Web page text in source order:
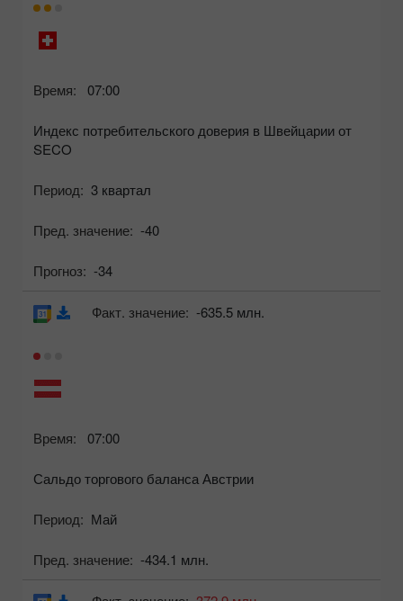
Время: 07:00
Индекс потребительского доверия в Швейцарии от
SECO
Период: 3 квартал
Пред. значение: -40
Прогноз: -34
Время: 07:00
Сальдо торгового баланса Австрии
Период: Май
Пред. значение: -434.1 млн.
Факт. значение: -635.5 млн.